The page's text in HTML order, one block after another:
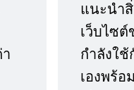
แนะนำ
เว็บไซ
กำลังใ
เองพร้